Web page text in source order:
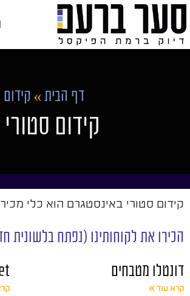
דף הבית »
קידום
קידום סטורי באינסטגרם הוא כלי
הכירו את לקוחותינו (נפתח בלשונית
דונטלו מטבחים
קרא עוד »